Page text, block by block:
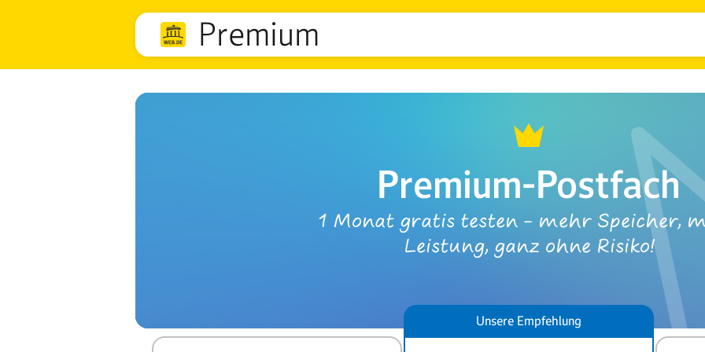
Premium
Premium-Postfach
1 Monat gratis testen – mehr Speicher,
Leistung, ganz ohne Risiko!